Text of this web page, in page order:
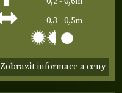
0,3 - 0,5m
Zobrazit informace a ceny